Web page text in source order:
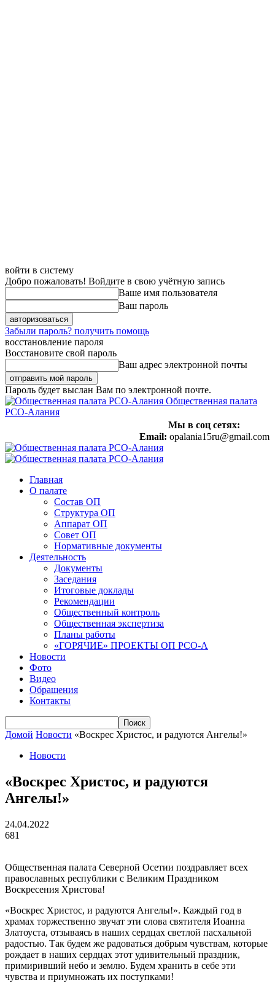
войти в систему
Добро пожаловать! Войдите в свою учётную запись
Ваше имя пользователя
Ваш пароль
Забыли пароль? получить помощь
восстановление пароля
Восстановите свой пароль
Ваш адрес электронной почты
Пароль будет выслан Вам по электронной почте.
Общественная палата
РСО-Алания
Мы в соц сетях:
Email: opalania15ru@gmail.com
Главная
О палате
Состав ОП
Структура ОП
Аппарат ОП
Совет ОП
Нормативные документы
Деятельность
Документы
Заседания
Итоговые доклады
Рекомендации
Общественный контроль
Общественная экспертиза
Планы работы
«ГОРЯЧИЕ» ПРОЕКТЫ ОП РСО-А
Новости
Фото
Видео
Обращения
Контакты
Домой Новости «Воскрес Христос, и радуются Ангелы!»
Новости
«Воскрес Христос, и радуются
Ангелы!»
24.04.2022
681
Общественная палата Северной Осетии поздравляет всех
православных республики с Великим Праздником
Воскресения Христова!
«Воскрес Христос, и радуются Ангелы!». Каждый год в
храмах торжественно звучат эти слова святителя Иоанна
Златоуста, отзываясь в наших сердцах светлой пасхальной
радостью. Так будем же радоваться добрым чувствам, которые
рождает в наших сердцах этот удивительный праздник,
примиривший небо и землю. Будем хранить в себе эти
чувства и приумножать их поступками!